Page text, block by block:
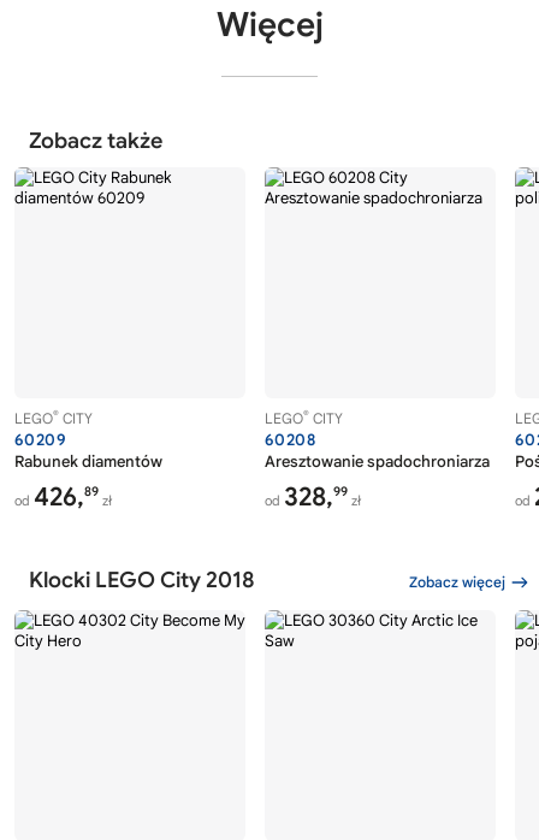
Więcej
Zobacz także
LEGO® CITY
60209
Rabunek diamentów
od 426,89
zł
LEGO® CITY
60208
Aresztowanie spadochroniarza
od 328,99
zł od
Klocki LEGO City 2018 Zobacz więcej